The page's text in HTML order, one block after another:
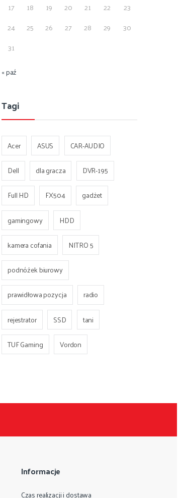
17
18 19 20 21 22
23
24
25 26 27 28 29
30
31
« paź
Tagi
Acer ASUS
CAR-AUDIO
Dell
dla gracza
DVR-195
Full HD
FX504
gadżet
gamingowy
HDD
kamera cofania
NITRO 5
podnóżek biurowy
prawidłowa pozycja
radio
rejestrator
SSD
tani
TUF Gaming
Vordon
Informacje
Czas realizacji i dostawa